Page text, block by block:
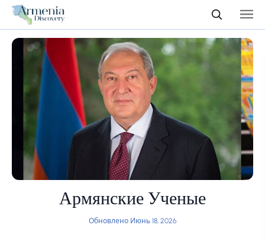
Армянские Ученые
Обновлено Июнь 18, 2026